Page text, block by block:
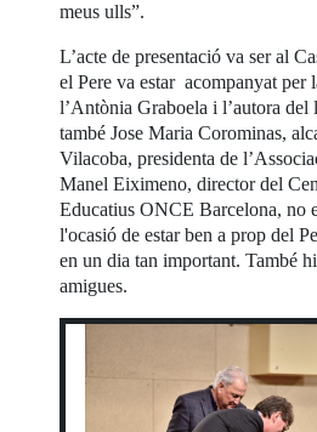
meus ulls”.
L’acte de presentació va ser al
el Pere va estar acompanyat per
l’Antònia Graboela i l’autora
també Jose Maria Corominas,
Vilacoba, presidenta de
Manel Eiximeno, director del
Educatius ONCE Barcelona, no
l'ocasió de estar ben a prop del
en un dia tan important. També
amigues.